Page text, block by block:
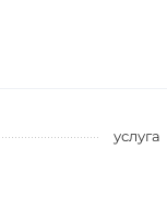
услуга